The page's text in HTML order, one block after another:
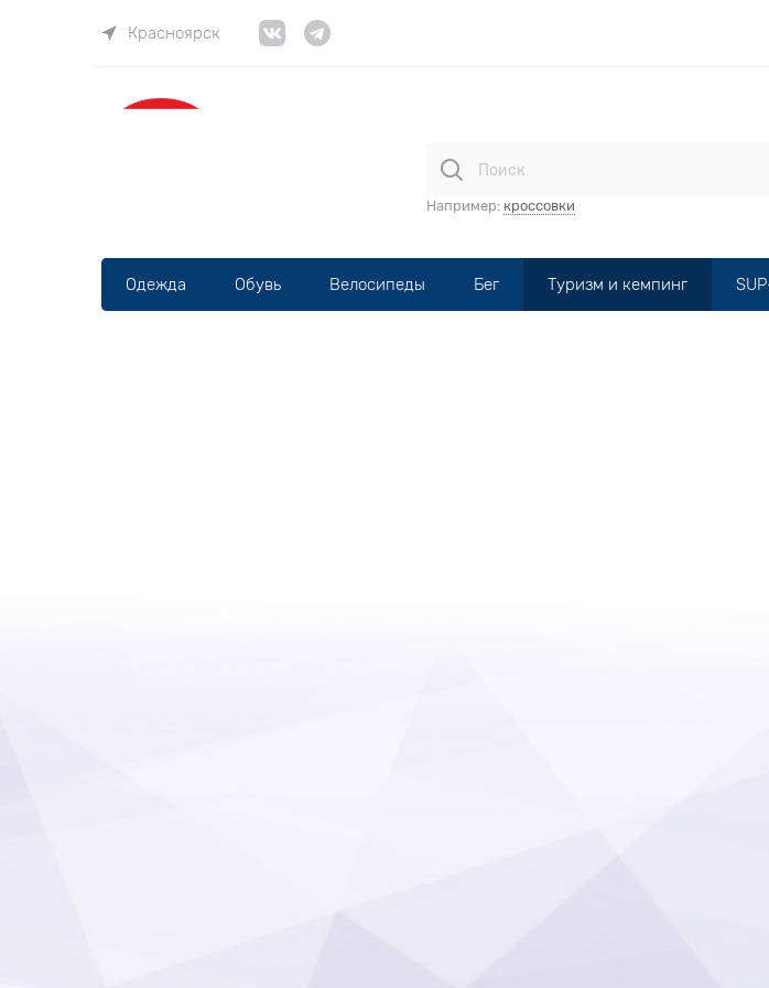
Красноярск
Например: кроссовки
Одежда Обувь Велосипеды Бег Туризм и кемпинг